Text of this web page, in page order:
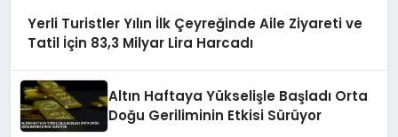
Yerli Turistler Yılın İlk Çeyreğinde Aile Ziyareti ve
Tatil İçin 83,3 Milyar Lira Harcadı
Altın Haftaya Yükselişle Başladı Orta
Doğu Geriliminin Etkisi Sürüyor